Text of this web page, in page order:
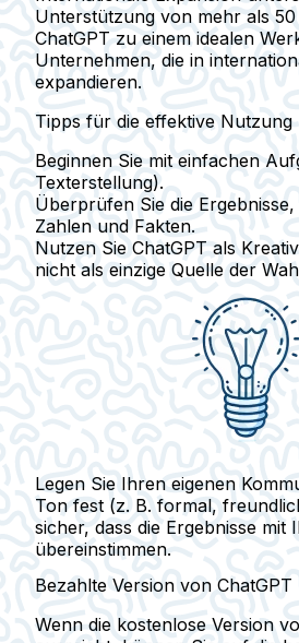
Unterstützung von mehr als
ChatGPT zu einem idealen
Unternehmen, die in
expandieren.
Tipps für die effektive Nutzung
Beginnen Sie mit einfachen
Texterstellung).
Überprüfen Sie die
Zahlen und Fakten.
Nutzen Sie ChatGPT als
nicht als einzige Quelle der
Legen Sie Ihren eigenen
Ton fest (z. B. formal,
sicher, dass die Ergebnisse mit
übereinstimmen.
Bezahlte Version von ChatGPT
Wenn die kostenlose Version